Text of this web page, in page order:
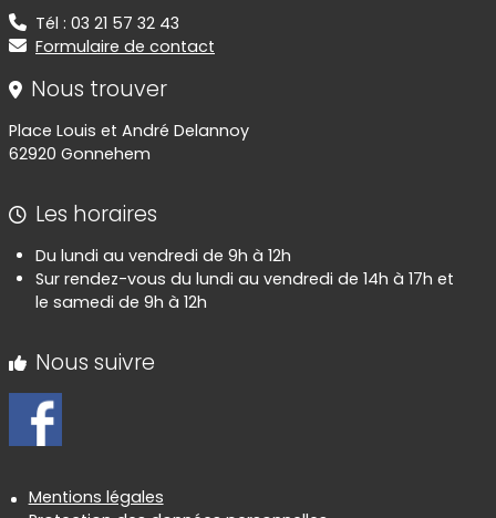
Tél : 03 21 57 32 43
Formulaire de contact
Nous trouver
Place Louis et André Delannoy
62920 Gonnehem
Les horaires
Du lundi au vendredi de 9h à 12h
Sur rendez-vous du lundi au vendredi de 14h à 17h et
le samedi de 9h à 12h
Nous suivre
Informations réglementaires
Mentions légales